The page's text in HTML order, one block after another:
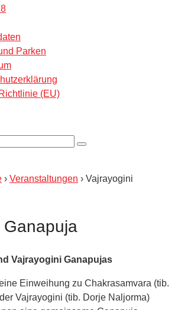
Parken
(EU)
› Veranstaltungen › Vajrayogini
Ganapuja
Vajrayogini Ganapujas
Einweihung zu Chakrasamvara (tib.
Vajrayogini (tib. Dorje Naljorma)